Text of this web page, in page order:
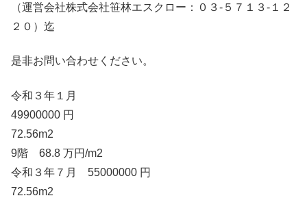
（運営会社株式会社笹林エスクロー：０３-５７１３-１２
２０）迄
是非お問い合わせください。
令和３年１月
49900000 円
72.56m2
9階 68.8 万円/m2
令和３年７月 55000000 円
72.56m2